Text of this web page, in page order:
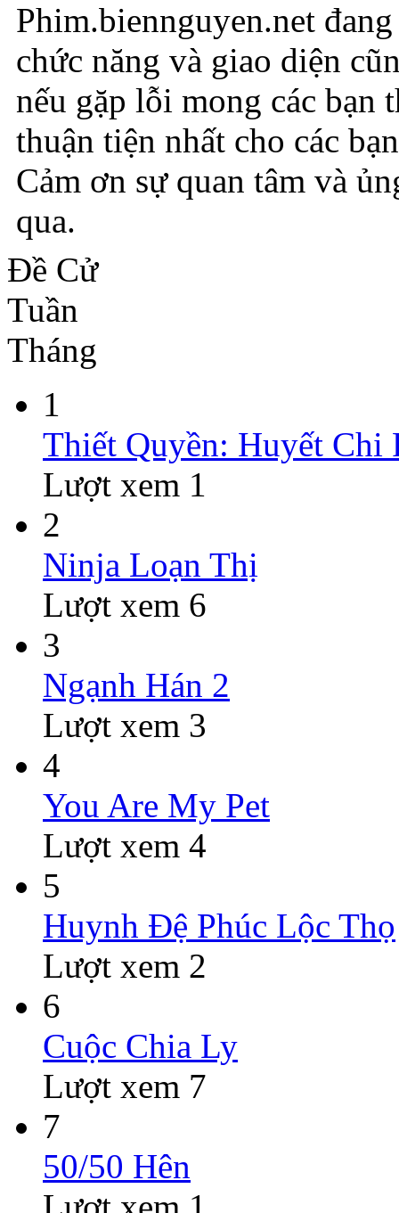
Phim.biennguyen.net
chức năng và giao diện
nếu gặp lỗi mong các bạn
thuận tiện nhất cho các
Cảm ơn sự quan tâm và
qua.
Đề Cử
Tuần
Tháng
1
Thiết Quyền: Huyết Chi
Lượt xem 1
2
Ninja Loạn Thị
Lượt xem 6
3
Ngạnh Hán 2
Lượt xem 3
4
You Are My Pet
Lượt xem 4
5
Huynh Đệ Phúc Lộc Thọ
Lượt xem 2
6
Cuộc Chia Ly
Lượt xem 7
7
50/50 Hên